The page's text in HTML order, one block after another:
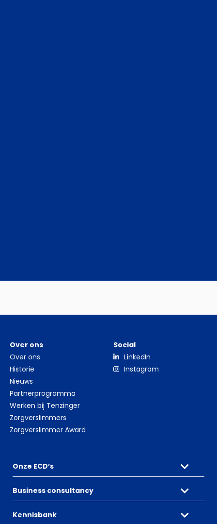
Over ons
Over ons
Historie
Nieuws
Partnerprogramma
Werken bij Tenzinger
Zorgverslimmers
Zorgverslimmer Award
Social
LinkedIn
Instagram
Onze ECD’s
Business consultancy
Kennisbank